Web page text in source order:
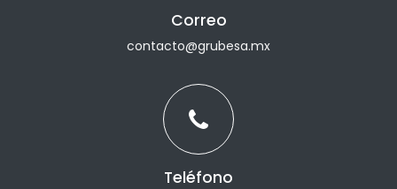
Correo
contacto@grubesa.mx
Teléfono